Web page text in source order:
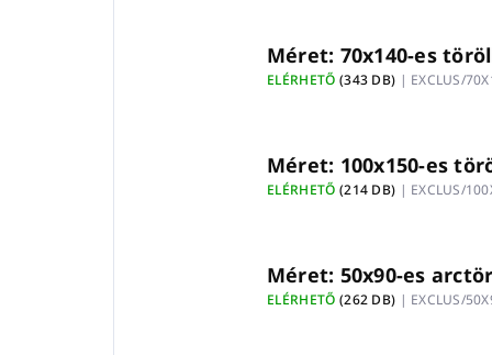
Méret: 70x140-es
ELÉRHETŐ (343 DB) | EXCLUS/
Méret: 100x150-es
ELÉRHETŐ (214 DB) | EXCLUS/
Méret: 50x90-es
ELÉRHETŐ (262 DB) | EXCLUS/